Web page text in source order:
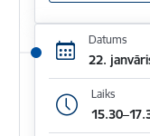
Datums
22.
Laiks